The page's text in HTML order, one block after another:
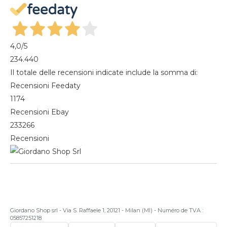
Magazine
4,0/5
234.440
Il totale delle recensioni indicate include la somma di:
Recensioni Feedaty
1174
Recensioni Ebay
233266
Recensioni
Giordano Shop srl - Via S. Raffaele 1, 20121 - Milan (MI) - Numéro de TVA :
05857251218